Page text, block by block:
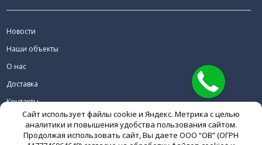
Новости
Наши объекты
О нас
Доставка
Контакты
СкачатьСайт использует файлы cookie и Яндекс. Метрика с целью
аналитики и повышения удобства пользования сайтом.
Продолжая использовать сайт, Вы даете ООО “ОВ” (ОГРН